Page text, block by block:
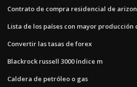
Contrato de compra residencial de
Lista de los países con mayor
Convertir las tasas de forex
Blackrock russell 3000 índice m
Caldera de petróleo o gas